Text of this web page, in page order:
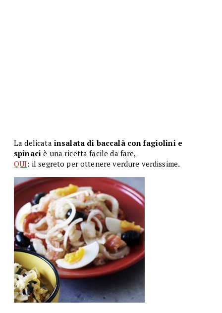
La delicata insalata di baccalà con fagiolini e
spinaciè una ricetta facile da fare,
QUI: il segreto per ottenere verdure verdissime.